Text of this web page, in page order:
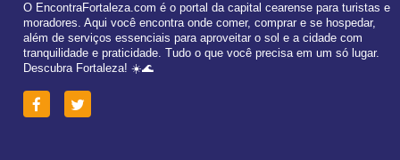
O EncontraFortaleza.com é o portal da capital cearense para turistas e
moradores. Aqui você encontra onde comer, comprar e se hospedar,
além de serviços essenciais para aproveitar o sol e a cidade com
tranquilidade e praticidade. Tudo o que você precisa em um só lugar.
Descubra Fortaleza! ☀️🌊